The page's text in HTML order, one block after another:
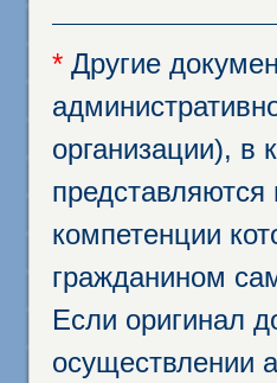
* Другие
организации), в
компетенции
гражданином
Если оригинал
осуществлении